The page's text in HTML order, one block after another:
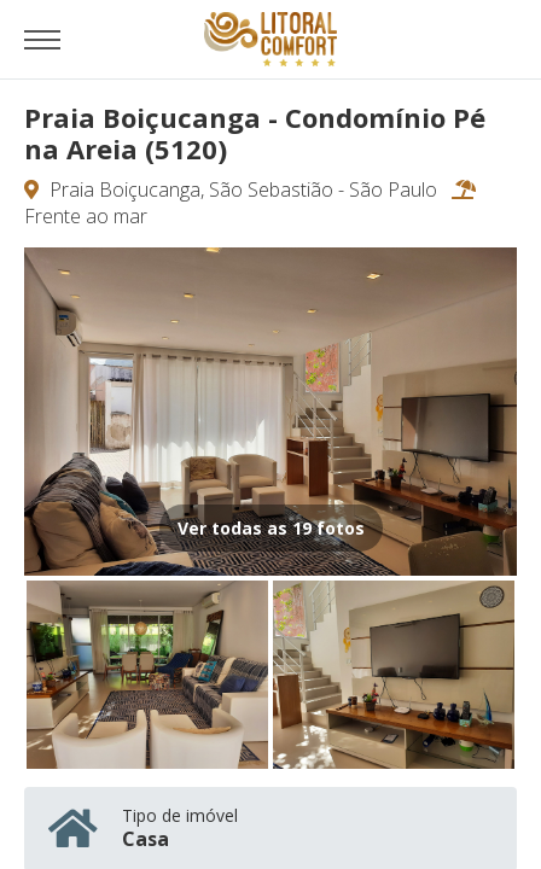
Praia Boiçucanga - Condomínio Pé
na Areia (5120)
Praia Boiçucanga, São Sebastião - São Paulo
Frente ao mar
Ver todas as 19 fotos
Tipo de imóvel
Casa